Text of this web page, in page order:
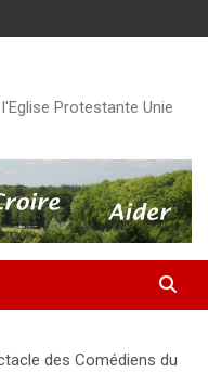
Protestante Unie
des Comédiens du